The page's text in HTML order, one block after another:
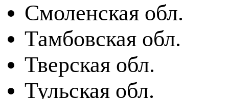
Смоленская обл.
Тамбовская обл.
Тверская обл.
Тульская обл.